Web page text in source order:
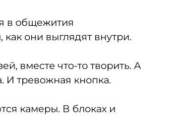
в общежития
они выглядят внутри.
вместе что-то творить. А
И тревожная кнопка.
камеры. В блоках и